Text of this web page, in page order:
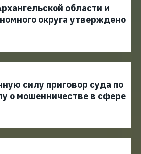
области и
округа утверждено
силу приговор суда по
о мошенничестве в сфере